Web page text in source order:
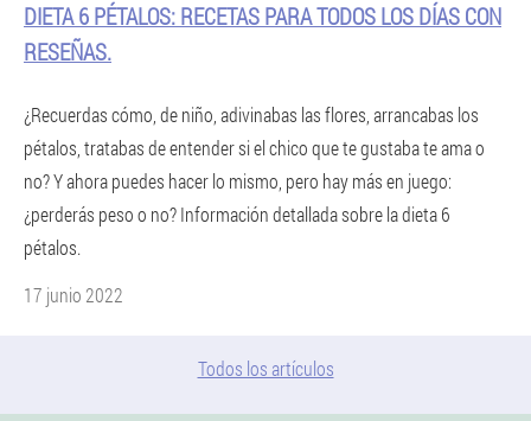
DIETA 6 PÉTALOS: RECETAS PARA TODOS LOS DÍAS CON
RESEÑAS.
¿Recuerdas cómo, de niño, adivinabas las flores, arrancabas los
pétalos, tratabas de entender si el chico que te gustaba te ama o
no? Y ahora puedes hacer lo mismo, pero hay más en juego:
¿perderás peso o no? Información detallada sobre la dieta 6
pétalos.
17 junio 2022
Todos los artículos